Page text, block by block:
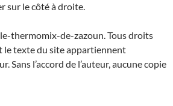
sur le côté à droite.
thermomix-de-zazoun. Tous droits
le texte du site appartiennent
Sans l’accord de l’auteur, aucune copie